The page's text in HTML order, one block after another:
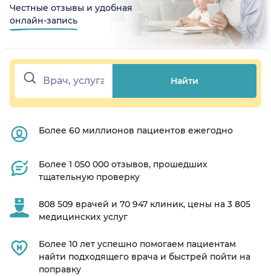
Честные отзывы и удобная
онлайн-запись
Найти
Более 60 миллионов пациентов ежегодно
Более 1 050 000 отзывов, прошедших
тщательную проверку
808 509 врачей и 70 947 клиник, цены на 3 805
медицинских услуг
Более 10 лет успешно помогаем пациентам
найти подходящего врача и быстрей пойти на
поправку